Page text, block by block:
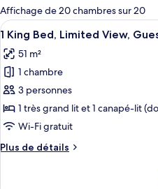
pour
les
chambres
Affichage de 20 chambres sur 20
Afficher
toutes
les
photos
pour
ce
type
chambre :
5
1 King Bed, Limited View,
51 m²
1 chambre
3 personnes
1 très grand lit et 1 canapé-lit
Wi-Fi gratuit
Plus de détails
Plus